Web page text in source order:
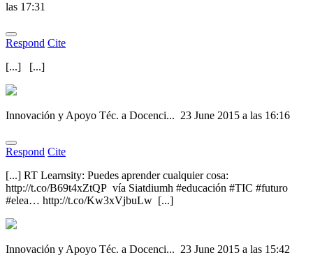
las 17:31
Respond Cite
[...] [...]
Innovación y Apoyo Téc. a Docenci... 23 June 2015 a las 16:16
Respond Cite
[...] RT Learnsity: Puedes aprender cualquier cosa:
http://t.co/B69t4xZtQP vía Siatdiumh #educación #TIC #futuro
#elea… http://t.co/Kw3xVjbuLw [...]
Innovación y Apoyo Téc. a Docenci... 23 June 2015 a las 15:42